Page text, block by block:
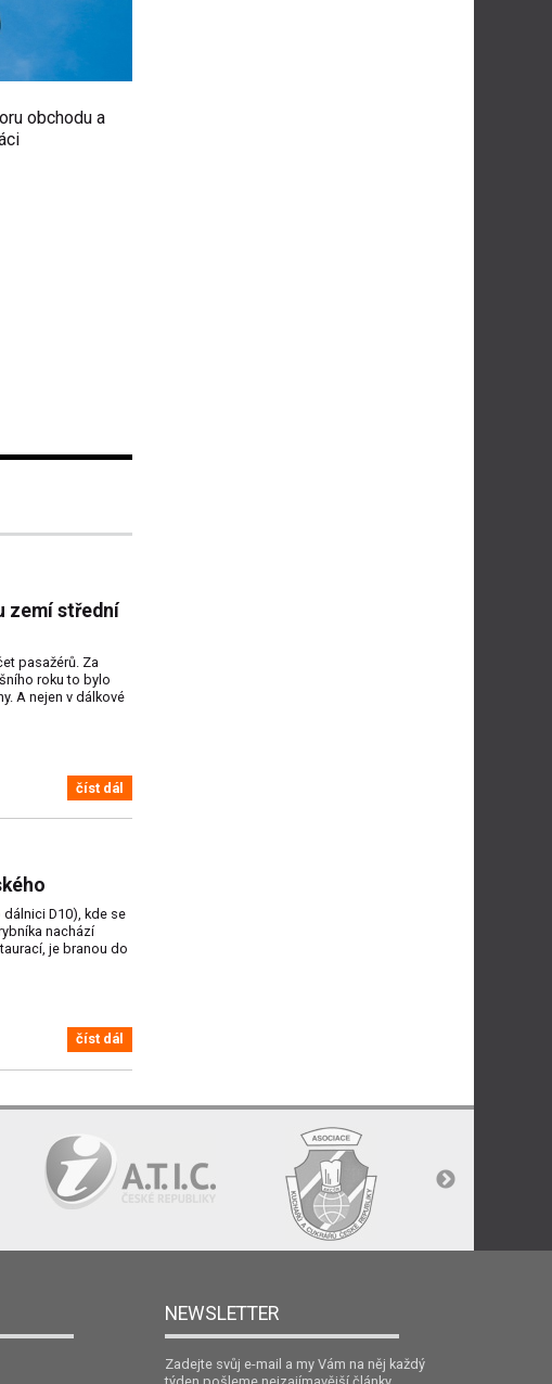
obchodu a
zemí střední
pasažérů. Za
roku to bylo
A nejen v dálkové
číst dál
dálnici D10), kde se
nachází
je branou do
číst dál
NEWSLETTER
Zadejte svůj e-mail a my Vám na něj každý